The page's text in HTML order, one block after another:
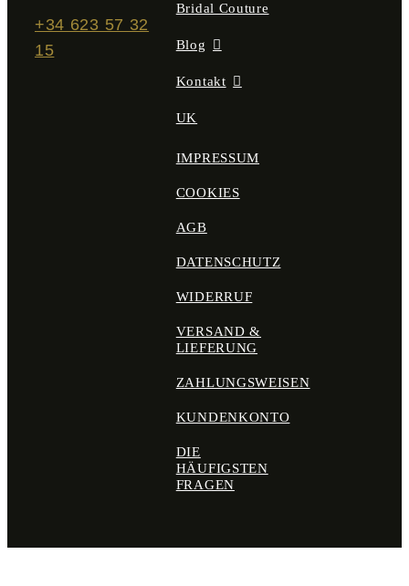
+34 623 57 32
15
Bridal Couture
Blog
Kontakt
UK
IMPRESSUM
COOKIES
AGB
DATENSCHUTZ
WIDERRUF
VERSAND &
LIEFERUNG
ZAHLUNGSWEISEN
KUNDENKONTO
DIE
HÄUFIGSTEN
FRAGEN